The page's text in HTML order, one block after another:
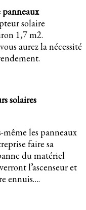
solaire
1,7 m2.
aurez la nécessité
solaires
même les panneaux
faire sa
du matériel
l’ascenseur et
ennuis….